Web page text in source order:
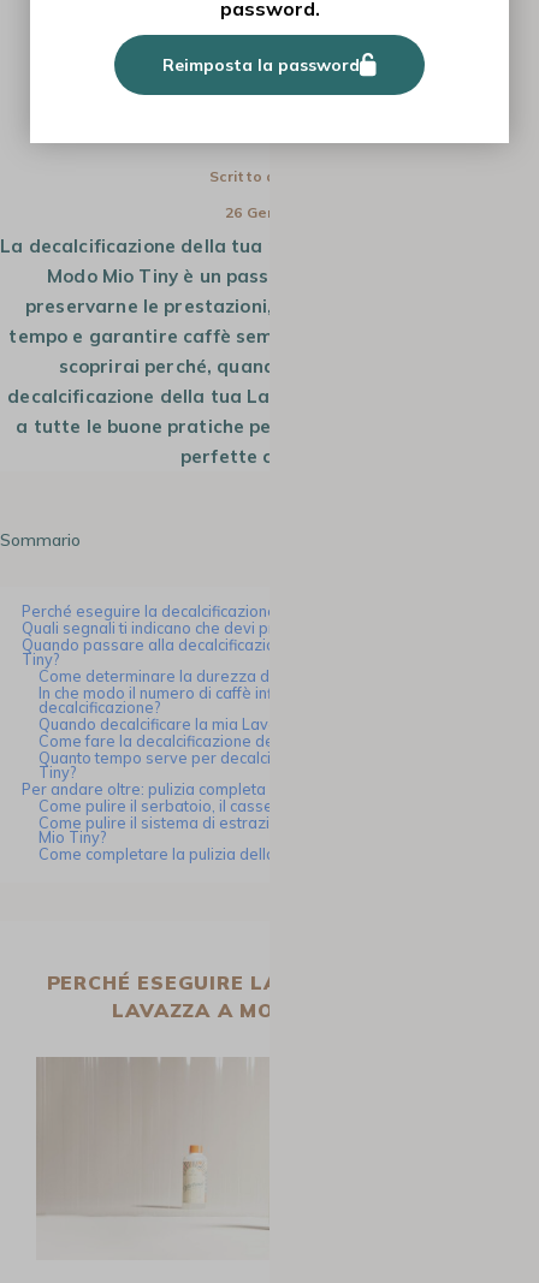
COME ESEGUIRE LA DECALCIFICAZIONE
Scritto da
26 Gen 2026
La decalcificazione della tua macchina da caffè Lavazza A
Modo Mio Tiny è un passaggio fondamentale per
preservarne le prestazioni, prolungarne la durata nel
tempo e garantire caffè sempre gustosi. In questa guida
scoprirai perché, quando e come effettuare la
decalcificazione della tua Lavazza A Modo Mio Tiny, oltre
a tutte le buone pratiche per mantenere la macchina in
perfette condizioni.
Sommario
Perché eseguire la decalcificazione Lavazza A Modo Mio Tiny?
Quali segnali ti indicano che devi procedere alla decalcificazione?
Quando passare alla decalcificazione della tua Lavazza A Modo Mio
Tiny?
Come determinare la durezza dell’acqua?
In che modo il numero di caffè influisce sulla frequenza di
decalcificazione?
Quando decalcificare la mia Lavazza A Modo Mio Tiny?
Come fare la decalcificazione della Lavazza A Modo Mio Tiny?
Quanto tempo serve per decalcificare una Lavazza A Modo Mio
Tiny?
Per andare oltre: pulizia completa della Lavazza A Modo Mio Tiny
Come pulire il serbatoio, il cassetto capsule e il raccogligocce?
Come pulire il sistema di estrazione della mia Lavazza A Modo
Mio Tiny?
Come completare la pulizia della mia Lavazza A Modo Mio Tiny?
PERCHÉ ESEGUIRE LA DECALCIFICAZIONE
LAVAZZA A MODO MIO TINY?
password.
Reimposta la password